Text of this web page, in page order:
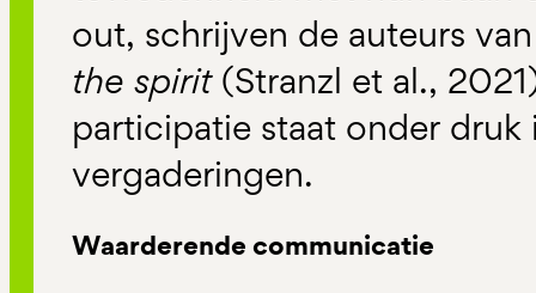
out, schrijven de auteurs
the spirit(Stranzl et al.,
participatie staat onder
vergaderingen.
Waarderende communicatie